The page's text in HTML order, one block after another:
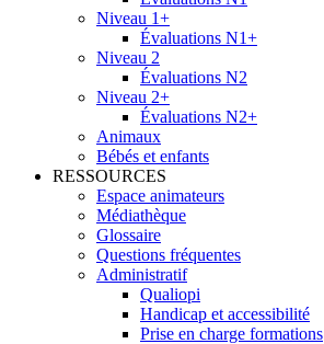
Niveau 1+
Évaluations N1+
Niveau 2
Évaluations N2
Niveau 2+
Évaluations N2+
Animaux
Bébés et enfants
RESSOURCES
Espace animateurs
Médiathèque
Glossaire
Questions fréquentes
Administratif
Qualiopi
Handicap et accessibilité
Prise en charge formations